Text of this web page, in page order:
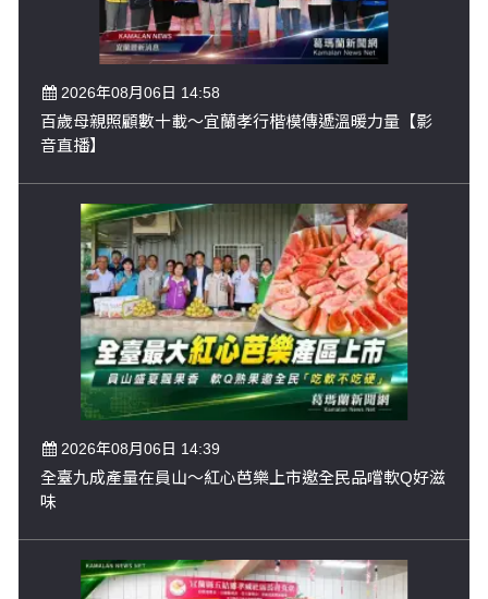
2026年08月06日 14:58
百歲母親照顧數十載～宜蘭孝行楷模傳遞溫暖力量【影
音直播】
2026年08月06日 14:39
全臺九成產量在員山～紅心芭樂上市邀全民品嚐軟Q好滋
味